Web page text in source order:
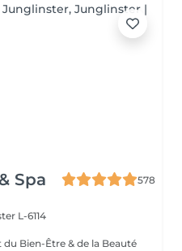
Spa
578
L-6114
du Bien-Être & de la Beauté